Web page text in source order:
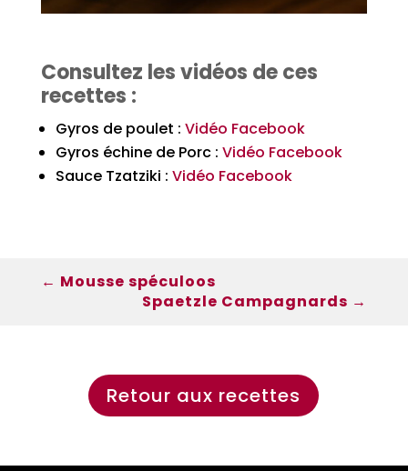
Consultez les vidéos de ces
recettes :
Gyros de poulet : Vidéo Facebook
Gyros échine de Porc : Vidéo Facebook
Sauce Tzatziki : Vidéo Facebook
← Mousse spéculoos
Spaetzle Campagnards →
Retour aux recettes